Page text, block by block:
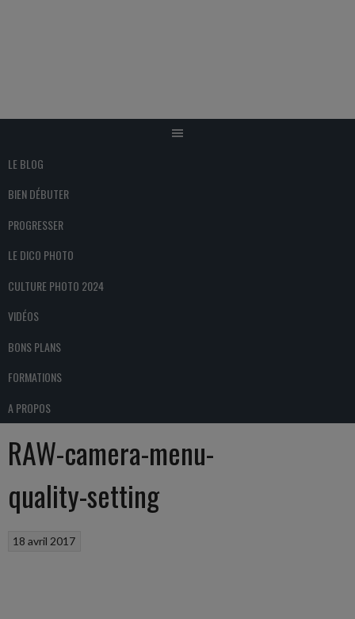
LE BLOG
BIEN DÉBUTER
PROGRESSER
LE DICO PHOTO
CULTURE PHOTO 2024
VIDÉOS
BONS PLANS
FORMATIONS
A PROPOS
RAW-camera-menu-
quality-setting
18 avril 2017